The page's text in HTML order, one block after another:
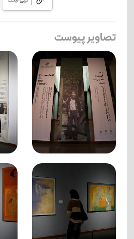
تصاویر پیوست